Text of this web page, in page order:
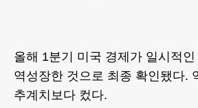
올해 1분기 미국 경제가 일시적
역성장한 것으로 최종 확인됐다.
추계치보다 컸다.